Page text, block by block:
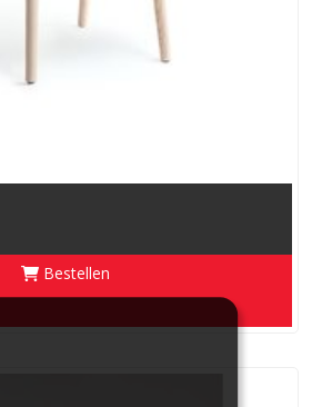
Bestellen